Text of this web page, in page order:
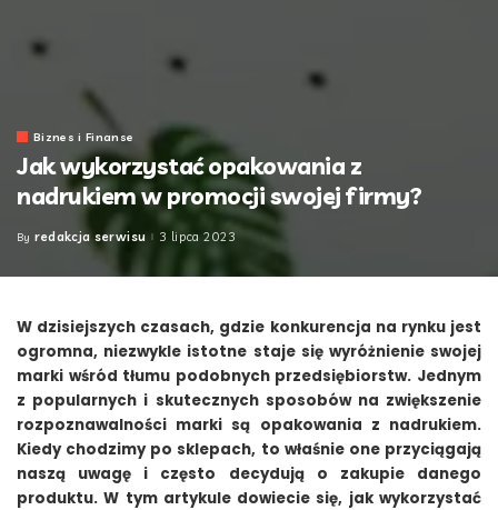
Biznes i Finanse
Jak wykorzystać opakowania z
nadrukiem w promocji swojej firmy?
Posted
By redakcja serwisu 3 lipca 2023
W dzisiejszych czasach, gdzie konkurencja na rynku jest
ogromna, niezwykle istotne staje się wyróżnienie swojej
marki wśród tłumu podobnych przedsiębiorstw. Jednym
z popularnych i skutecznych sposobów na zwiększenie
rozpoznawalności marki są opakowania z nadrukiem.
Kiedy chodzimy po sklepach, to właśnie one przyciągają
naszą uwagę i często decydują o zakupie danego
produktu. W tym artykule dowiecie się, jak wykorzystać